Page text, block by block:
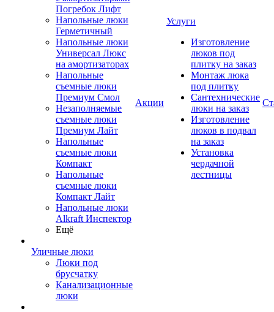
Погребок Лифт
Напольные люки
Герметичный
Напольные люки
Универсал Люкс
на амортизаторах
Напольные
съемные люки
Премиум Смол
Незаполняемые
съемные люки
Премиум Лайт
Напольные
съемные люки
Компакт
Напольные
съемные люки
Компакт Лайт
Напольные люки
Alkraft Инспектор
Ещё
Уличные люки
Люки под
брусчатку
Канализационные
люки
Акции
Услуги
Изготовление
люков под
плитку на заказ
Монтаж люка
под плитку
Сантехнические
люки на заказ
Изготовление
люков в подвал
на заказ
Установка
чердачной
лестницы